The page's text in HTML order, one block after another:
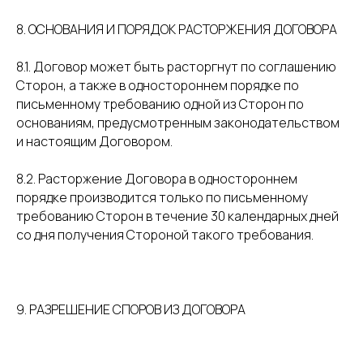
8. ОСНОВАНИЯ И ПОРЯДОК РАСТОРЖЕНИЯ ДОГОВОРА
8.1. Договор может быть расторгнут по соглашению
Сторон, а также в одностороннем порядке по
письменному требованию одной из Сторон по
основаниям, предусмотренным законодательством
и настоящим Договором.
8.2. Расторжение Договора в одностороннем
порядке производится только по письменному
требованию Сторон в течение 30 календарных дней
со дня получения Стороной такого требования.
9. РАЗРЕШЕНИЕ СПОРОВ ИЗ ДОГОВОРА